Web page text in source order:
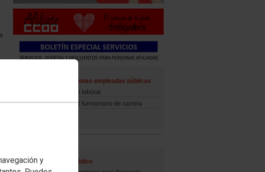
y
Movilidad de las personas empleadas públicas
Movilidad del personal laboral
Movilidad del personal funcionario de carrera
Acceso al Empleo Público